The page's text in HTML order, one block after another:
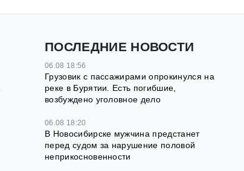
ПОСЛЕДНИЕ НОВОСТИ
06.08 18:56
Грузовик с пассажирами опрокинулся на
реке в Бурятии. Есть погибшие,
возбуждено уголовное дело
06.08 18:20
В Новосибирске мужчина предстанет
перед судом за нарушение половой
неприкосновенности